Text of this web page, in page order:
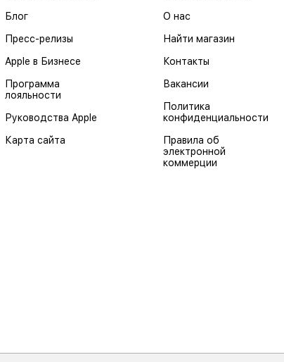
Блог
Пресс-релизы
Apple в Бизнесе
Программа
лояльности
Руководства Apple
Карта сайта
О нас
Найти магазин
Контакты
Вакансии
Политика
конфиденциальности
Правила об
электронной
коммерции